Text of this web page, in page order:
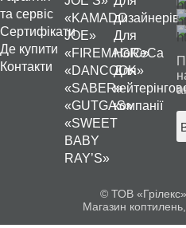
та сервіс
Сертифікати
Де купити
Контакти
«KAMADO
JOE»
«FIREMAGIC»
«DANCOOK»
«SABER»
«GUTGAS»
«SWEET
BABY
RAY’S»
дизайнерів
Для
HoReCa
Для
компанії
© ТОВ
Магазин